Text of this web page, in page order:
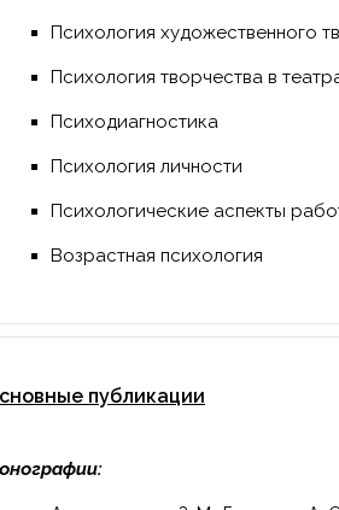
Психология художественного
Психология творчества в
Психодиагностика
Психология личности
Психологические аспекты
Возрастная психология
публикации